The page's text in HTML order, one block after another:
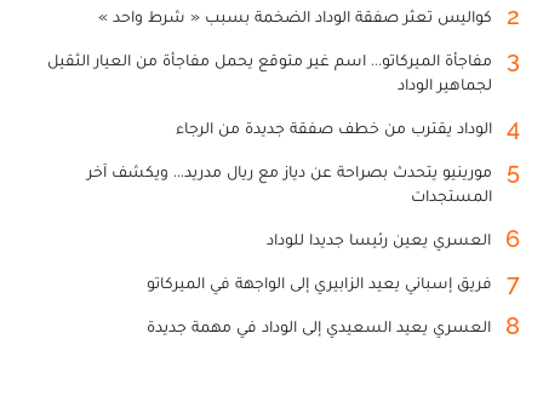
2 كواليس تعثر صفقة الوداد الضخمة بسبب « شرط واحد »
3
مفاجأة الميركاتو... اسم غير متوقع يحمل مفاجأة من العيار الثقيل
لجماهير الوداد
4 الوداد يقترب من خطف صفقة جديدة من الرجاء
5
مورينيو يتحدث بصراحة عن دياز مع ريال مدريد... ويكشف آخر
المستجدات
6 العسري يعين رئيسا جديدا للوداد
7 فريق إسباني يعيد الزابيري إلى الواجهة في الميركاتو
8 العسري يعيد السعيدي إلى الوداد في مهمة جديدة